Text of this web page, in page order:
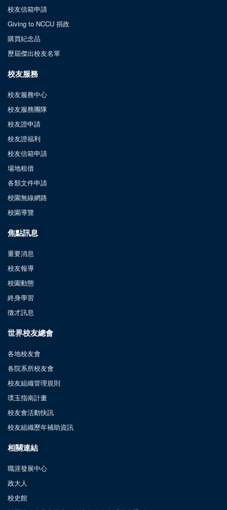
校友信箱申請
Giving to NCCU 捐政
購買紀念品
歷屆傑出校友名單
校友服務
校友服務中心
校友服務團隊
校友證申請
校友證福利
校友信箱申請
場地租借
各類文件申請
校園無線網路
校園導覽
焦點訊息
重要消息
校友報導
校園動態
終身學習
徵才訊息
世界校友總會
各地校友會
各院系所校友會
校友組織管理規則
璞玉指南計畫
校友會活動快訊
校友組織歷年補助資訊
相關連結
職涯發展中心
政大人
校史館